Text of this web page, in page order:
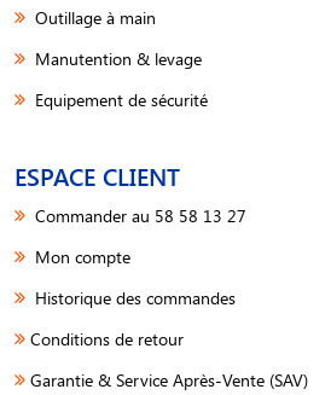
Outillage à main
Manutention & levage
Equipement de sécurité
ESPACE CLIENT
Commander au 58 58 13 27
Mon compte
Historique des commandes
Conditions de retour
Garantie & Service Après-Vente (SAV)